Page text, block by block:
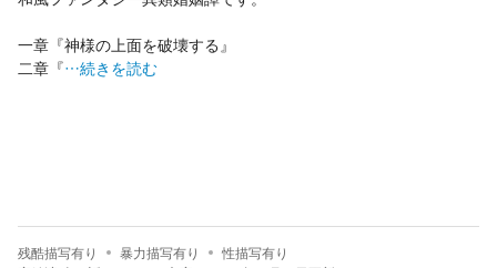
一章『神様の上面を破壊する』
二章『…続きを読む
残酷描写有り 暴力描写有り
性描写有り